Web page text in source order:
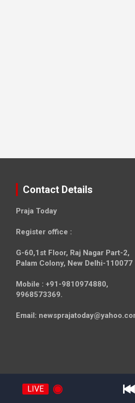
Contact Details
Praja Today
Register office :
G-60,1st Floor, Raj Nagar Part-2,
Palam Colony, New Delhi-110077
Mobile : +91-9810974880,
9968573369.
Email:
Copyright © 2019
LIVE